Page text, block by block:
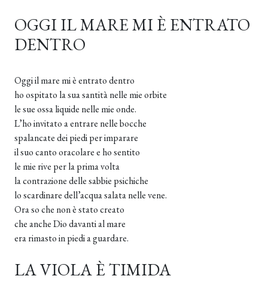
OGGI IL MARE MI È ENTRATO
DENTRO
Oggi il mare mi è entrato dentro
ho ospitato la sua santità nelle mie orbite
le sue ossa liquide nelle mie onde.
L’ho invitato a entrare nelle bocche
spalancate dei piedi per imparare
il suo canto oracolare e ho sentito
le mie rive per la prima volta
la contrazione delle sabbie psichiche
lo scardinare dell’acqua salata nelle vene.
Ora so che non è stato creato
che anche Dio davanti al mare
era rimasto in piedi a guardare.
LA VIOLA È TIMIDA